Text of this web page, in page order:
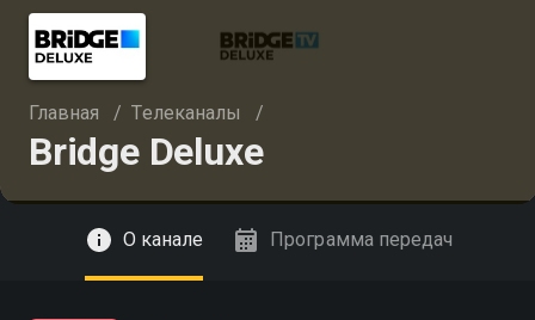
Главная / Телеканалы /
Bridge Deluxe
О канале Программа передач